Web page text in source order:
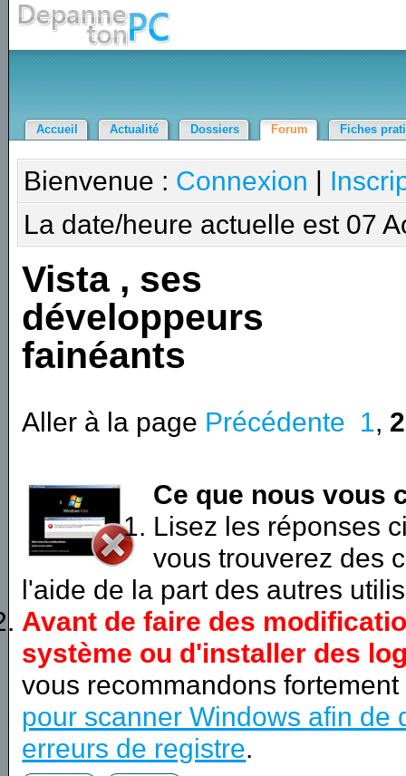
Accueil Actualité Dossiers Forum Fiches
Bienvenue : Connexion |
La date/heure actuelle est 07
Vista , ses
développeurs
fainéants
Aller à la page Précédente 1, 2
Ce que nous vous
Lisez les réponses
vous trouverez des
l'aide de la part des autres
Avant de faire des
système ou d'installer des
vous recommandons
pour scanner Windows afin de
erreurs de registre.